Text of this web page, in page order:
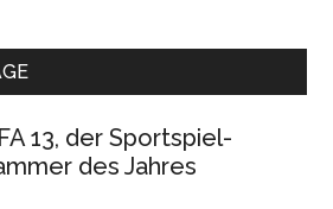
13, der Sportspiel-
des Jahres